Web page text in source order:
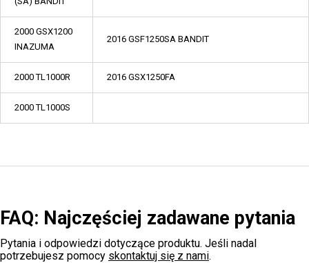
2000 GSX1200
INAZUMA
2016 GSF1250SA BANDIT
2000 TL1000R 2016 GSX1250FA
2000 TL1000S
FAQ: Najczęściej zadawane pytania
Pytania i odpowiedzi dotyczące produktu. Jeśli nadal
potrzebujesz pomocy skontaktuj się z nami.